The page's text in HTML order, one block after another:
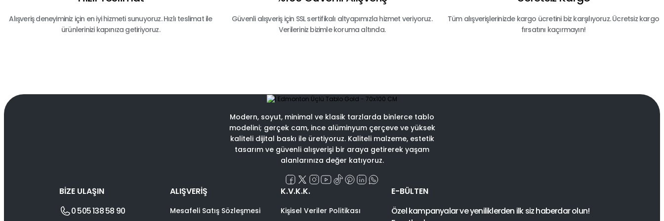
Alışveriş deneyiminiz için en iyi hizmeti sunuyoruz. Hızlı teslimat ile
ürünlerinizi kapınıza getiriyoruz.
Güvenli alışveriş için SSL sertifikalı altyapımızla hizmet veriyoruz.
Verileriniz bizimle koruma altında.
Tüm alışverişlerinizde kargo ücretini biz karşılıyoruz. Ücretsiz kargo
fırsatını kaçırmayın!
Modern, soyut, minimal ve klasik tarzlarda binlerce tablo
modelini; gerçek cam, ince alüminyum çerçeve ve yüksek
kaliteli dijital baskı ile üretiyoruz. Kaliteli malzeme, estetik
tasarım ve güvenli alışverişi bir araya getirerek yaşam
alanlarınıza değer katıyoruz.
BİZE ULAŞIN
0 505 138 58 90
ALIŞVERİŞ
Mesafeli Satış Sözleşmesi
K.V.K.K.
Kişisel Veriler Politikası
E-BÜLTEN
Özel kampanyalar ve yeniliklerden ilk siz haberdar olun!